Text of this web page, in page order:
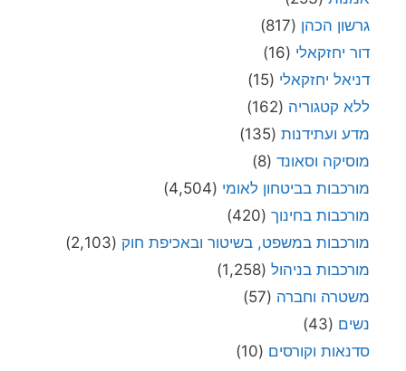
גרשון הכהן (817)
דור יחזקאלי (16)
דניאל יחזקאלי (15)
ללא קטגוריה (162)
מדע ועתידנות (135)
מוסיקה וסאונד (8)
מורכבות בביטחון לאומי (4,504)
מורכבות בחינוך (420)
מורכבות במשפט, בשיטור ובאכיפת חוק (2,103)
מורכבות בניהול (1,258)
משטרה וחברה (57)
נשים (43)
סדנאות וקורסים (10)